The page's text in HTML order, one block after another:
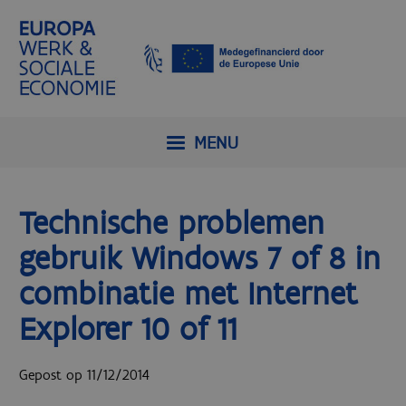
MENU
Technische problemen
gebruik Windows 7 of 8 in
combinatie met Internet
Explorer 10 of 11
Gepost op 11/12/2014